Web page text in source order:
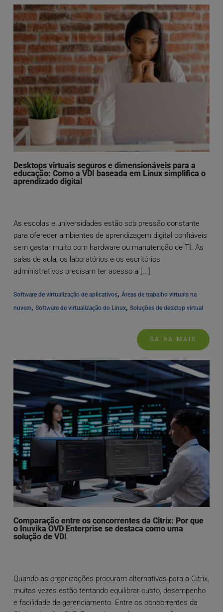
Desktops virtuais seguros e dimensionáveis para a
educação: Como a VDI baseada em Linux simplifica o
aprendizado digital
As escolas e universidades estão sob pressão constante
para oferecer ambientes de aprendizagem digital confiáveis
sem gastar muito com hardware ou manutenção de TI. As
salas de aula, os laboratórios e os escritórios
administrativos precisam ter acesso a [...]
Software de virtualização de aplicativos, Áreas de trabalho virtuais na
nuvem, Software de virtualização do Linux, Soluções de desktop virtual
SAIBA MAIS
Comparação entre os concorrentes da Citrix: Por que
o Inuvika OVD Enterprise se destaca como uma
solução de VDI
Quando as organizações procuram alternativas para a Citrix,
muitas vezes estão tentando equilibrar custo, desempenho
e facilidade de gerenciamento. Entre os concorrentes da